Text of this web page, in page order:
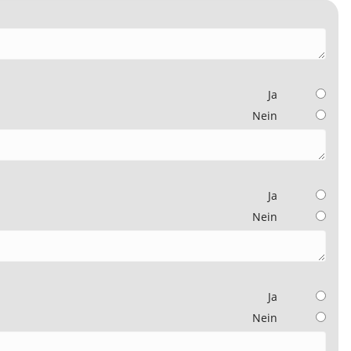
Ja
Nein
Ja
Nein
Ja
Nein